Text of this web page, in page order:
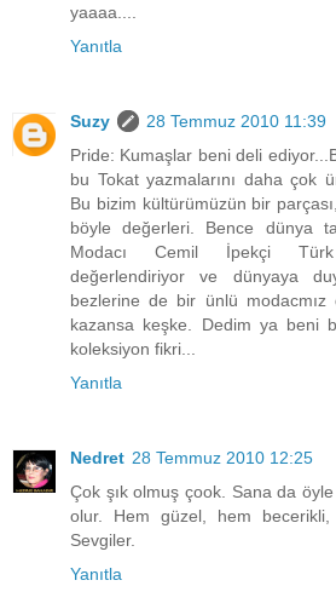
yaaaa....
Yanıtla
Suzy
28 Temmuz 2010 11:39
Pride: Kumaşlar beni deli
bu Tokat yazmalarını daha çok
Bu bizim kültürümüzün bir
böyle değerleri. Bence dünya
Modacı Cemil İpekçi Türk
değerlendiriyor ve dünyaya
bezlerine de bir ünlü
kazansa keşke. Dedim ya beni
koleksiyon fikri...
Yanıtla
Nedret 28 Temmuz 2010 12:25
Çok şık olmuş çook. Sana da
olur. Hem güzel, hem
Sevgiler.
Yanıtla